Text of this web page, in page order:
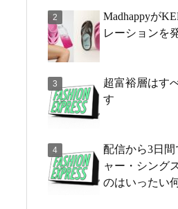
Madhappyが
レーションを
超富裕層はす
す
配信から3日
ャー・シング
のはいったい